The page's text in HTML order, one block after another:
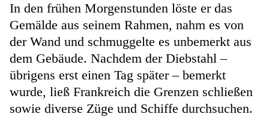
In den frühen Morgenstunden löste er das
Gemälde aus seinem Rahmen, nahm es von
der Wand und schmuggelte es unbemerkt aus
dem Gebäude. Nachdem der Diebstahl –
übrigens erst einen Tag später – bemerkt
wurde, ließ Frankreich die Grenzen schließen
sowie diverse Züge und Schiffe durchsuchen.